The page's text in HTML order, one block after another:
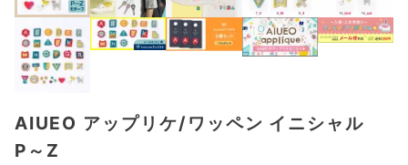
AIUEO アップリケ/ワッペン イニシャル
P～Z